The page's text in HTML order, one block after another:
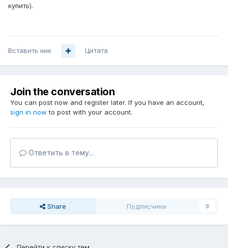
купить).
Вставить ник Цитата
Join the conversation
You can post now and register later. If you have an account,
sign in now to post with your account.
Ответить в тему...
Share Подписчики 0